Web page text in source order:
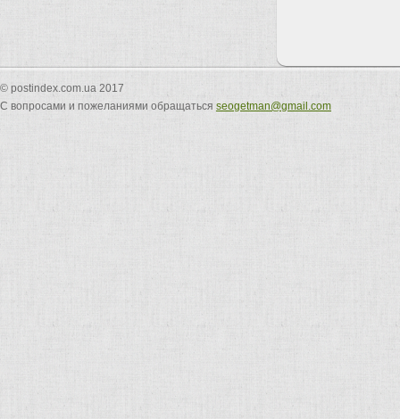
© postindex.com.ua 2017
С вопросами и пожеланиями обращаться seogetman@gmail.com